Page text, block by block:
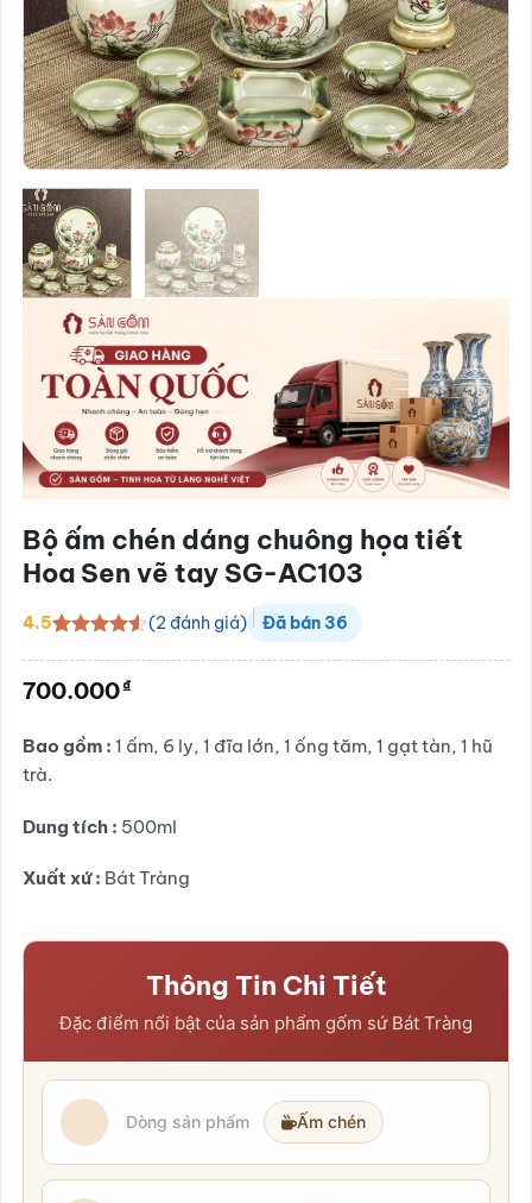
Bộ ấm chén dáng chuông họa tiết
Hoa Sen vẽ tay SG-AC103
4.5
đánh giá
(2 đánh giá) Đã bán 36
700.000₫
Bao gồm : 1 ấm, 6 ly, 1 đĩa lớn, 1 ống tăm, 1 gạt tàn, 1 hũ
trà.
Dung tích : 500ml
Xuất xứ : Bát Tràng
Thông Tin Chi Tiết
Đặc điểm nổi bật của sản phẩm gốm sứ Bát Tràng
Dòng sản phẩm Ấm chén